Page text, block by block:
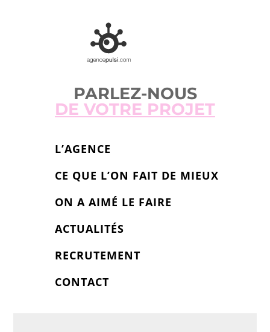
PARLEZ-NOUS
DE VOTRE PROJET
L’AGENCE
CE QUE L’ON FAIT DE MIEUX
ON A AIMÉ LE FAIRE
ACTUALITÉS
RECRUTEMENT
CONTACT